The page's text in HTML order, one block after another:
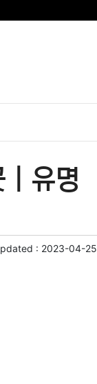
| 유명
: 2023-04-25